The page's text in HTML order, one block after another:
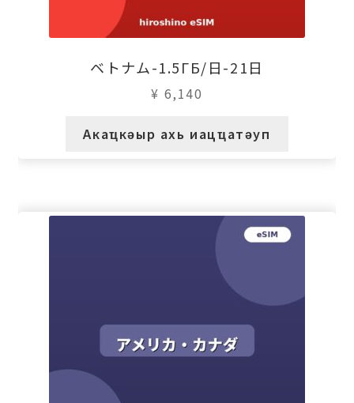
ベトナム-1.5ГБ/日-21日
¥ 6,140
Акаҵкәыр ахь иацҵатәуп